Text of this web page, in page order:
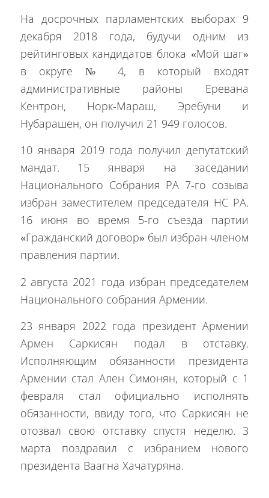
На досрочных парламентских выборах 9
декабря 2018 года, будучи одним из
рейтинговых кандидатов блока «Мой шаг»
в округе № 4, в который входят
административные районы Еревана
Кентрон, Норк-Мараш, Эребуни и
Нубарашен, он получил 21 949 голосов.
10 января 2019 года получил депутатский
мандат. 15 января на заседании
Национального Собрания РА 7-го созыва
избран заместителем председателя НС РА.
16 июня во время 5-го съезда партии
«Гражданский договор» был избран членом
правления партии.
2 августа 2021 года избран председателем
Национального собрания Армении.
23 января 2022 года президент Армении
Армен Саркисян подал в отставку.
Исполняющим обязанности президента
Армении стал Ален Симонян, который с 1
февраля стал официально исполнять
обязанности, ввиду того, что Саркисян не
отозвал свою отставку спустя неделю. 3
марта поздравил с избранием нового
президента Ваагна Хачатуряна.